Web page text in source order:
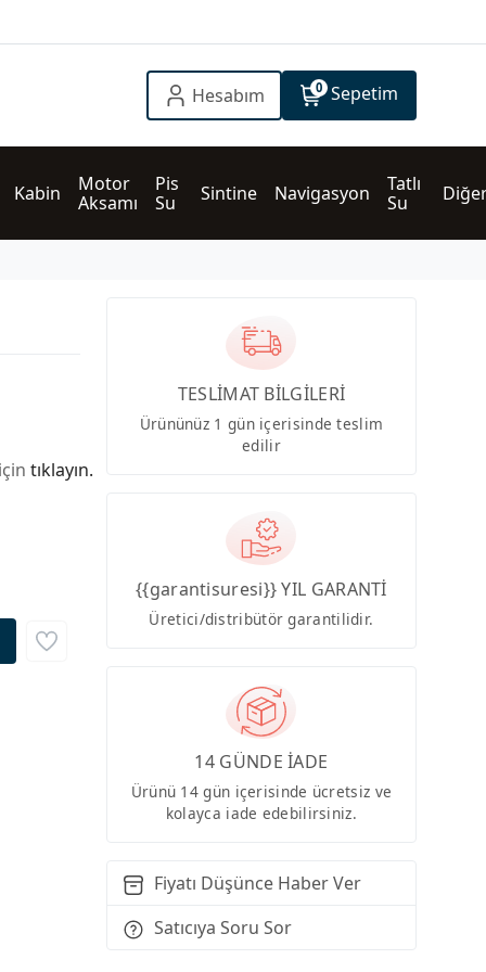
Hesabım 0 Sepetim
Kabin
Motor
Aksamı
Pis
Su
Sintine Navigasyon
Tatlı
Su
tıklayın.
TESLİMAT BİLGİLERİ
Ürününüz 1 gün içerisinde teslim
edilir
{{garantisuresi}} YIL GARANTİ
Üretici/distribütör garantilidir.
14 GÜNDE İADE
Ürünü 14 gün içerisinde ücretsiz ve
kolayca iade edebilirsiniz.
Fiyatı Düşünce Haber Ver
Satıcıya Soru Sor